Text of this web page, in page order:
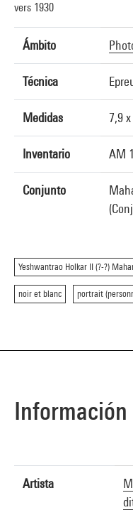
vers 1930
Ámbito
Técnica
Medidas 7,9
Inventario AM
Conjunto
Yeshwantrao Holkar II (?-?)
noir et blanc portrait
Artista